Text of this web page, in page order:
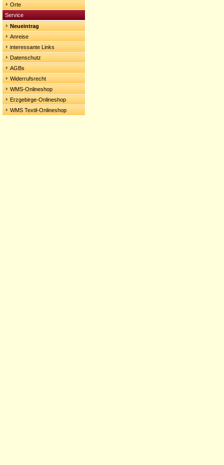
Orte
Service
Neueintrag
Anreise
interessante Links
Datenschutz
AGBs
Widerrufsrecht
WMS-Onlineshop
Erzgebirge-Onlineshop
WMS Textil-Onlineshop